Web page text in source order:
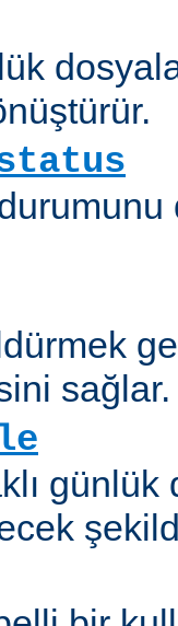
sağlar.
günlük